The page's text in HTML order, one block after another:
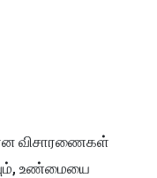
விசாரணைகள்
உண்மையை